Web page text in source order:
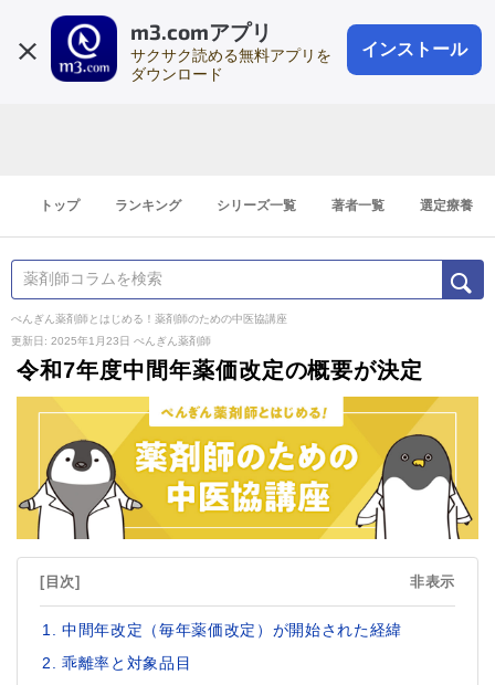
m3.comアプリ
サクサク読める無料アプリを
ダウンロード
インストール
会員登録
登録1分
トップ ランキング シリーズ一覧 著者一覧 選定療養
ぺんぎん薬剤師とはじめる！薬剤師のための中医協講座
更新日: 2025年1月23日 ぺんぎん薬剤師
令和7年度中間年薬価改定の概要が決定
[目次] 非表示
中間年改定（毎年薬価改定）が開始された経緯
乖離率と対象品目